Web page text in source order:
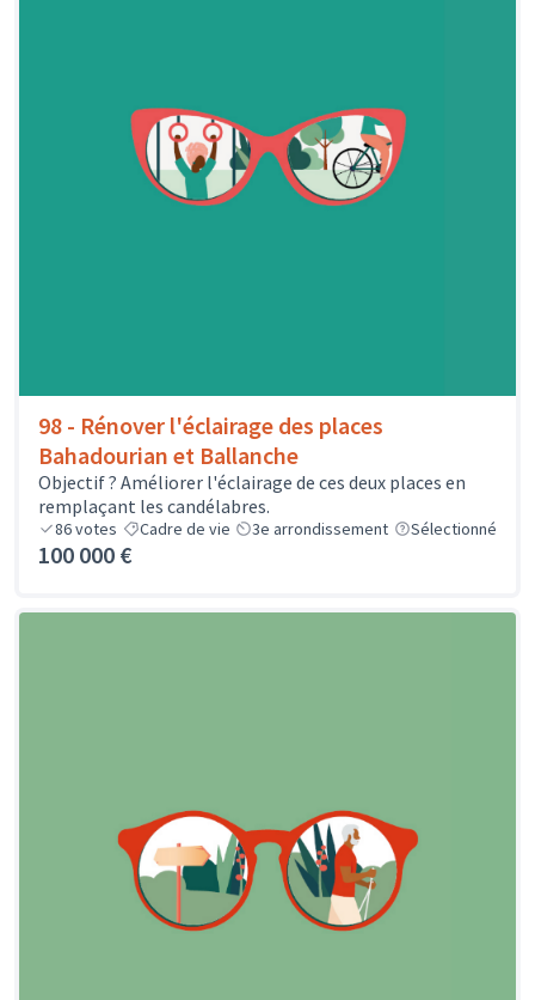
98 - Rénover l'éclairage des places
Bahadourian et Ballanche
Objectif ? Améliorer l'éclairage de ces deux places en
remplaçant les candélabres.
86votes Cadre de vie 3e arrondissement Sélectionné
100 000 €